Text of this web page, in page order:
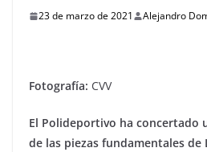
23 de marzo de 2021 Alejandro
Fotografía: CVV
El Polideportivo ha concertado
de las piezas fundamentales de